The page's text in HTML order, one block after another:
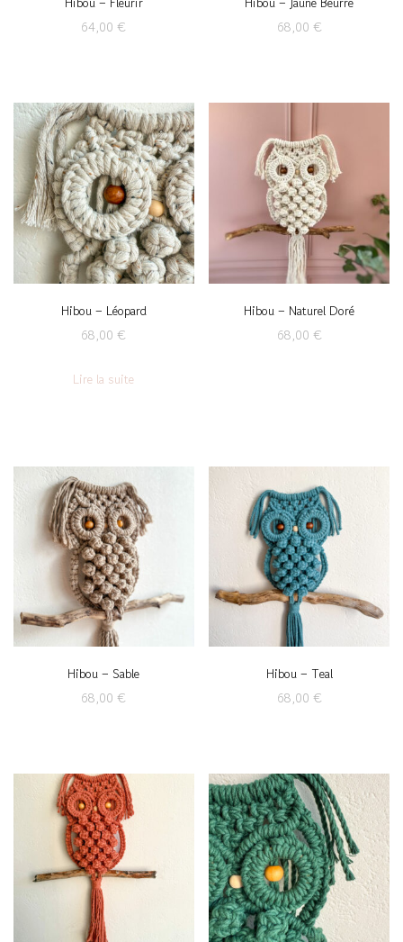
64,00€
68,00 €
Hibou – Léopard
68,00€
Lire la suite
Hibou – Naturel Doré
68,00 €
Hibou – Sable
68,00€
Hibou – Teal
68,00 €